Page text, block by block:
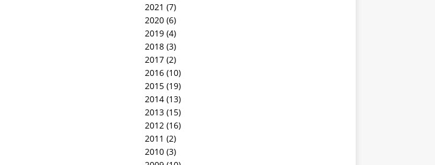
2021 (7)
2020(6)
2019(4)
2018(3)
2017(2)
2016(10)
2015(19)
2014(13)
2013(15)
2012 (16)
2011 (2)
2010(3)